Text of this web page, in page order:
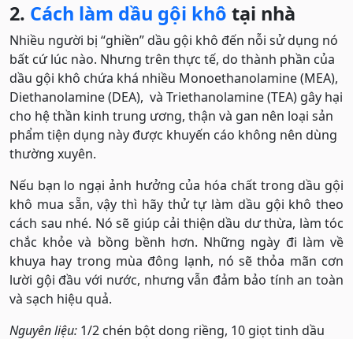
2. Cách làm dầu gội khô tại nhà
Nhiều người bị “ghiền” dầu gội khô đến nỗi sử dụng nó
bất cứ lúc nào. Nhưng trên thực tế, do thành phần của
dầu gội khô chứa khá nhiều Monoethanolamine (MEA),
Diethanolamine (DEA), và Triethanolamine (TEA) gây hại
cho hệ thần kinh trung ương, thận và gan nên loại sản
phẩm tiện dụng này được khuyến cáo không nên dùng
thường xuyên.
Nếu bạn lo ngại ảnh hưởng của hóa chất trong dầu gội
khô mua sẵn, vậy thì hãy thử tự làm dầu gội khô theo
cách sau nhé. Nó sẽ giúp cải thiện dầu dư thừa, làm tóc
chắc khỏe và bồng bềnh hơn. Những ngày đi làm về
khuya hay trong mùa đông lạnh, nó sẽ thỏa mãn cơn
lười gội đầu với nước, nhưng vẫn đảm bảo tính an toàn
và sạch hiệu quả.
Nguyên liệu: 1/2 chén bột dong riềng, 10 giọt tinh dầu